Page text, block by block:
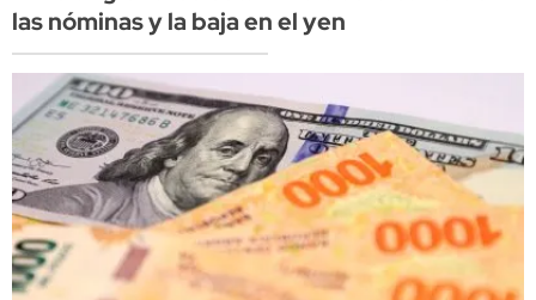
las nóminas y la baja en el yen